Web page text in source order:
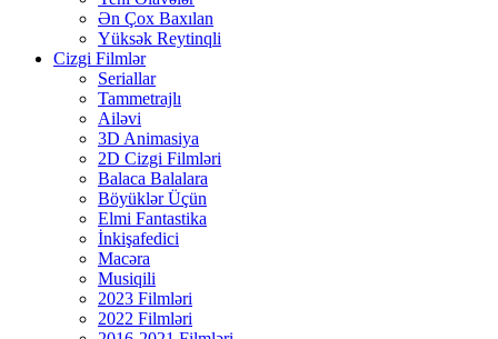
Ən Çox Baxılan
Yüksək Reytinqli
Cizgi Filmlər
Seriallar
Tammetrajlı
Ailəvi
3D Animasiya
2D Cizgi Filmləri
Balaca Balalara
Böyüklər Üçün
Elmi Fantastika
İnkişafedici
Macəra
Musiqili
2023 Filmləri
2022 Filmləri